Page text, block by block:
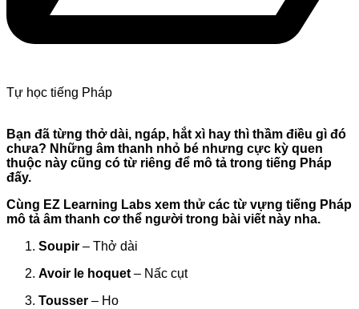
Tự học tiếng Pháp
Bạn đã từng thở dài, ngáp, hắt xì hay thì thầm điều gì đó
chưa? Những âm thanh nhỏ bé nhưng cực kỳ quen
thuộc này cũng có từ riêng để mô tả trong tiếng Pháp
đấy.
Cùng EZ Learning Labs xem thử các từ vựng tiếng Pháp
mô tả âm thanh cơ thể người trong bài viết này nha.
Soupir – Thở dài
Avoir le hoquet– Nấc cụt
Tousser – Ho